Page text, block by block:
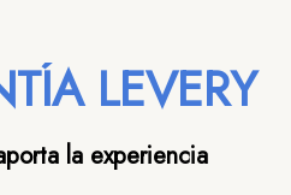
LEVERY
la experiencia